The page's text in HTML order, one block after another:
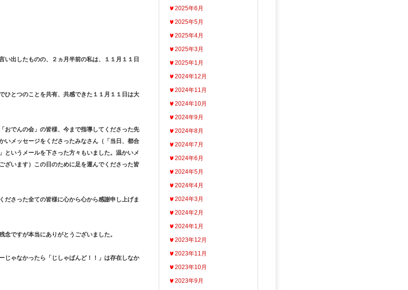
い出したものの、２ヵ月半前の私は、１１月１１日
ひとつのことを共有、共感できた１１月１１日は大
おでんの会」の皆様、今まで指導してくださった先
いメッセージをくださったみなさん（「当日、都合
というメールを下さった方々もいました。温かいメ
ざいます）この日のために足を運んでくださった皆
ださった全ての皆様に心から心から感謝申し上げま
ですが本当にありがとうございました。
じゃなかったら「じしゃばんど！！」は存在しなか
2025年6月
2025年5月
2025年4月
2025年3月
2025年1月
2024年12月
2024年11月
2024年10月
2024年9月
2024年8月
2024年7月
2024年6月
2024年5月
2024年4月
2024年3月
2024年2月
2024年1月
2023年12月
2023年11月
2023年10月
2023年9月